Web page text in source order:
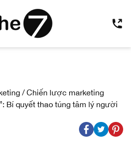
/Chiến lược marketing
Bí quyết thao túng tâm lý người